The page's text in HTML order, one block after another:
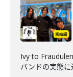
Ivy to
バンドの実態に